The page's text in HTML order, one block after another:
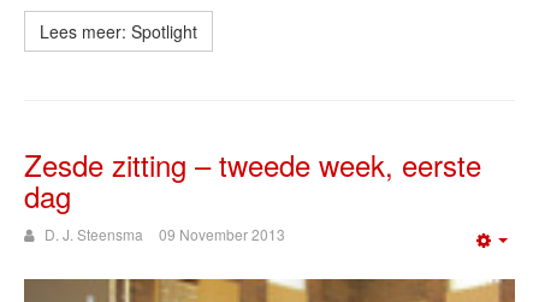
Lees meer: Spotlight
Zesde zitting – tweede week, eerste
dag
D. J. Steensma 09 November 2013